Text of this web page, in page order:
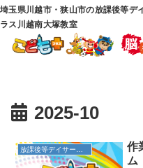
埼玉県川越市・狭山市の放課後等デ
ラス川越南大塚教室
2025-10
放課後等デイサービス
作
ム